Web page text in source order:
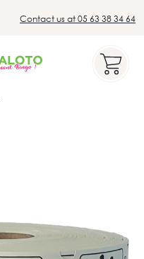
Contact us at 05 63 38 34 64